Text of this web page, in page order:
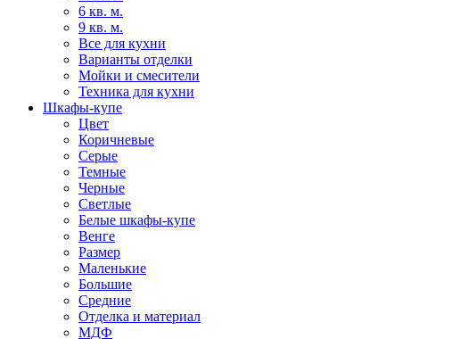
6 кв. м.
9 кв. м.
Все для кухни
Варианты отделки
Мойки и смесители
Техника для кухни
Шкафы-купе
Цвет
Коричневые
Серые
Темные
Черные
Светлые
Белые шкафы-купе
Венге
Размер
Маленькие
Большие
Средние
Отделка и материал
МДФ